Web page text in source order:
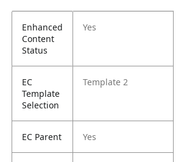
Enhanced
Content
Status
Yes
EC
Template
Selection
Template 2
EC Parent Yes